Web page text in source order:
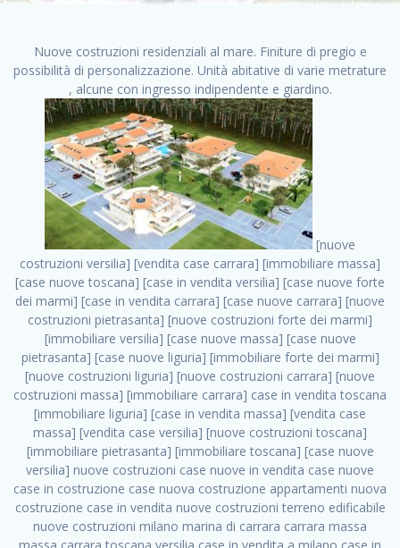
Nuove costruzioni residenziali al mare. Finiture di pregio e
possibilità di personalizzazione. Unità abitative di varie metrature
, alcune con ingresso indipendente e giardino.
[nuove costruzioni versilia] [vendita case carrara] [immobiliare massa] [case nuove toscana] [case in vendita versilia] [case nuove forte dei marmi] [case in vendita carrara] [case nuove carrara] [nuove costruzioni pietrasanta] [nuove costruzioni forte dei marmi] [immobiliare versilia] [case nuove massa] [case nuove pietrasanta] [case nuove liguria] [immobiliare forte dei marmi] [nuove costruzioni liguria] [nuove costruzioni carrara] [nuove costruzioni massa] [immobiliare carrara] case in vendita toscana [immobiliare liguria] [case in vendita massa] [vendita case massa] [vendita case versilia] [nuove costruzioni toscana] [immobiliare pietrasanta] [immobiliare toscana] [case nuove versilia] nuove costruzioni case nuove in vendita case nuove case in costruzione case nuova costruzione appartamenti nuova costruzione case in vendita nuove costruzioni terreno edificabile nuove costruzioni milano marina di carrara carrara massa massa carrara toscana versilia case in vendita a milano case in vendita a roma appartamenti nuovi in vendita vendita case milano case in vendita torino case in vendita milano case di nuova costruzione nuove costruzioni roma case in vendita roma , affitto casa appartamento . vendita case roma vendita case torino villette nuova costruzione vendita case privati cerco casa milano vendita case impresa edile vendita case genova vendita immobili vendita case nuove cerco casa ville nuova costruzione annunci case in vendita case in vendita nuova costruzione nuove case in vendita case in vendita da privati villette a schiera cerco casa in vendita case in affitto vendita nuove costruzioni costruire case affitto affitto negozio milano cerco casa roma cerco casa nuova costruzione appartamenti in costruzione, affitto casa appartamento . case nuove vendita case in vendita nuove case nuove milano nuove costruzioni morena case in vendita costruzioni case case in vendita tor vergata nuova annunci vendita case case in vendita milano centro, affitto casa appartamento . vendita case nuova costruzione case in vendita privati agenzia immobiliare appartamenti di nuova costruzione ville in costruzione case in vendita a opera nuova costruzione nuove costruzioni torino, affitto casa appartamento . appartamenti nuovi impresa edile roma trova casa costruzioni nuove appartamenti in affitto cantieri in costruzione, affitto casa appartamento . immobiliare nuove costruzioni case in vendita dragona appartamenti in vendita siti vendita case case in vendita roma nord nuovi costruzioni ville nuove in vendita nuove costruzioni in vendita trovocasa cerco casa affitto villette in vendita nuove costruzioni immobiliari nuove costruzioni bologna toscano immobiliare palermo nuovi appartamenti vendita case dragona nuova costruzione case in vendita villaggio prenestino, affitto casa appartamento . case in vendita dal costruttore imprese edili torino nuove costruzioni firenze immobiliare case nuove in costruzione toscano immobiliare milano, affitto casa appartamento . casanuova case in vendita acilia dragona case in vendita di nuova costruzione case in vendita da costruttore nuove costruzioni eur case e cantieri appartamenti in vendita nuova costruzione case in vendita a dragona roma case in vendita nuove case in costruzione porta portese immobiliare appartamenti cerco casa disperatamente case in vendita torresina cascine in vendita vendita immobili roma, affitto casa appartamento . milano nuove costruzioni morena case in vendita costruzioni edili nuove costruzioni catania visure catastali on line gratis nuove costruzioni monza case in costruzione milano, affitto casa appartamento . nuove costruzioni boccea vendita immobili milano attico immobiliare roma vendita imprese edili bergamo impresa edile bologna case in vendita a classe appartamento nuovo nuove costruzioni pietralata case costruzione case in vendita roma sud nuove costruzioni residenziali a milano appartamenti nuova costruzione milano case in vendita boccea case in vendita morena nuove costruzioni vendita immobili privati, affitto casa appartamento . comprare casa nuova costruzione case in vendita con leasing case in vendita ostia antica case nuova costruzione milano appartamenti nuovi milano case nuove roma nuove costruzioni bari edilizia convenzionata case in vendita a tortona villaggio prenestino case in vendita toscano immobiliare professione casa nuove costruzioni parma impresa costruzioni nuove case nuove costruzioni bergamo vendita immobili torino ville di nuova costruzione solo affitti appartamento nuovo in vendita appartamenti nuova costruzione roma case nuova costruzione roma, affitto casa appartamento . nuove costruzioni a milano case in costruzione roma impresa di costruzioni grimaldi immobiliare costruzioni villetta nuova costruzione case in vendita da imprese edili cerco casa a acquisto casa in costruzione nuove costruzioni mare costruzioni immobiliari cantieri nuove costruzioni acquisto casa nuova costruzione nuove costruzioni padova comprare casa in costruzione impresa edile napoli nuove costruzioni pescara casa risorse immobiliari, affitto casa appartamento . immobili in costruzione villette nuove villette nuove in vendita gabetti imprese edili verona nuove costruzioni milano sud nuovi immobili nuove costruzioni legnano, affitto casa appartamento . cantieri nuove costruzioni milano villa nuova case vendita nuove costruzioni appartamenti in vendita nuovi immobili nuovi costruttori case imprese edili brescia nuovi appartamenti milano case in vendita selva nera casa nuova retecasa case nuova costruzione in vendita monolocale imprese edili firenze imprese edili padova frimm vendita case dragona nuove costruzioni vendita imprese edili parma imprese di costruzioni milano immobiliare toscano frimm immobiliare roma case case dal costruttore acquisto terreno agricolo imprese edili italiane roma vende casa case nuove a milano nuove costruzioni a roma imprese costruzioni roma cerco casa nuova immobili di nuova costruzione case in vendita castelverde roma impresa edile palermo rent to buy roma nuove costruzioni, affitto casa appartamento . tempocasa case in vendita a riscatto nuove costruzioni varese nuove costruzioni bolzano vendita case in costruzione nuove costruzioni lecce cantiere milano costruire villa imprese edili treviso impresa edile catania case in vendita roma tiburtina vendita appartamenti nuova costruzione vendita immobili commerciali case nuove in vendita milano nuove costruzioni seregno cerca casa vendita cerco casa milano vendita nuove costruzioni milano ovest vendita case nuove milano imprese edili modena nuove costruzioni milano centro case in vendita aranova nuove abitazioni, affitto casa appartamento ., affitto casa appartamento . nuove costruzioni brescia nuove costruzioni como appartamenti nuovi in vendita a milano case in vendita bologna nuove costruzioni appartamenti in vendita milano nuova costruzione imprese edili como morena nuove costruzioni nuove costruzioni case vendita appartamenti nuovi nuove costruzioni salerno eurekasa villette in costruzione bilocali nuovi case nuove in vendita a roma case in vendita con permuta nuove costruzioni trento impresa edile varese imprese costruzioni milano imprese edili venezia case in vendita prenestina imprese edili spa nuove costruzioni gallarate roma nuove costruzioni case in nuova costruzione nuovi case nuove in vendita a milano nuove costruzioni loano nuovi cantieri milano imprese edili novara case in vendita roma est imprese di costruzioni roma appartamenti in costruzione milano nuovi cantieri cerco casa vendita milano nuove costruzioni brugherio vendita case da imprese edili imprese edili udine nuove costruzioni direttamente dal costruttore imprese edili vicenza case in vendita a loano nuova costruzione nuove villette prezzi case nuove case in vendita in costruzione compravendita terreno agricolo cantiere, affitto casa appartamento . case in vendita milano navigli costruzione nuova casa costruzioni nuove milano nuove costruzioni roma rent to buy nuove costruzioni taranto palazzo in costruzione vendita appartamenti nuova costruzione milano centro costruzioni milano case in vendita milano nuove costruzioni case in vendita milano sud impresa edile como case nuove a roma boccea case in vendita imprese edili trento nuove costruzioni buccinasco case in costruzione a milano nuove costruzioni ripamonti case in vendita a salerno nuove costruzioni nuove residenze milano case nuove vendita milano nuove costruzioni milano nord nuove costruzioni livorno vendita nuove costruzioni roma nuove costruzioni liguria costruzioni roma cerco casa roma vendita nuove costruzioni classe a impresa edile rimini nuovi annunci case in vendita nuove costruzioni magenta todini costruzioni case grezze in vendita vendita appartamenti nuovi milano case in vendita gallaratese milano nuove costruzioni arezzo, affitto casa appartamento . case in vendita castelverde case nuove dal costruttore nuovo appartamento nuove costruzioni desenzano imprese edili lombardia imprese edili veneto appartamenti in costruzione roma case vendita pescara nuove costruzioni case in vendita ad acilia imprese edili verona e provincia nuove costruzioni desio appartamenti classe a milano firenze nuove costruzioni pirelli re immobiliare grandi imprese di costruzioni case in vendita torresina roma case in vendita navigli milano nuove costruzioni roma centro nuovecostruzioni appartamenti nuovi a milano impresa edile ancona nuove residenze dragona case in vendita nuove costruzioni brindisi vendita nuove costruzioni milano case in vendita arredate nuove case milano case nuove mil